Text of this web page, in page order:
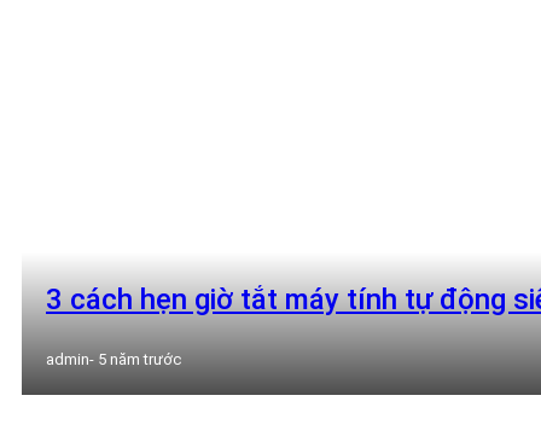
3 cách hẹn giờ tắt máy tính tự động
admin- 5 năm trước